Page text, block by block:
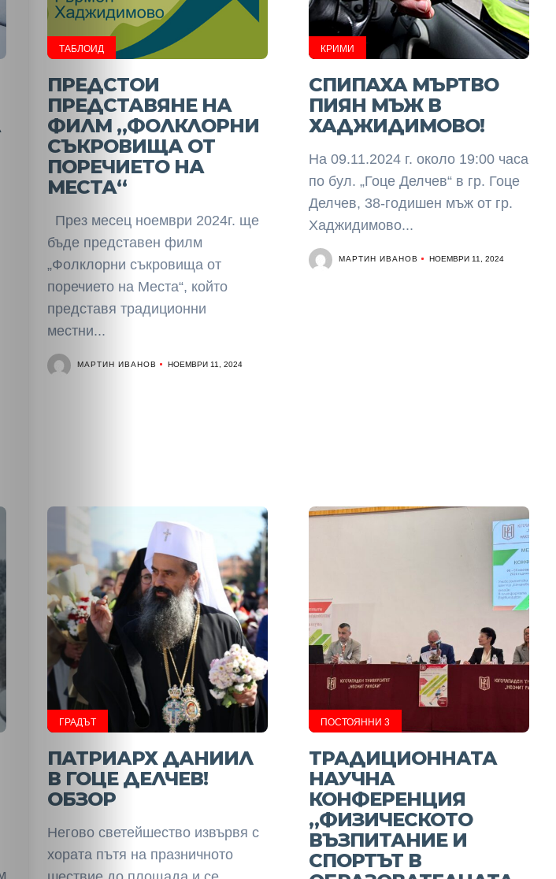
ТАБЛОИД
ПРЕДСТОИ
ПРЕДСТАВЯНЕ НА
ФИЛМ „ФОЛКЛОРНИ
СЪКРОВИЩА ОТ
ПОРЕЧИЕТО НА
МЕСТА“
През месец ноември 2024г. ще
бъде представен филм
„Фолклорни съкровища от
поречието на Места“, който
представя традиционни
местни...
МАРТИН ИВАНОВ НОЕМВРИ 11, 2024
КРИМИ
СПИПАХА МЪРТВО
ПИЯН МЪЖ В
ХАДЖИДИМОВО!
На 09.11.2024 г. около 19:00 часа
по бул. „Гоце Делчев“ в гр. Гоце
Делчев, 38-годишен мъж от гр.
Хаджидимово...
МАРТИН ИВАНОВ НОЕМВРИ 11, 2024
ГРАДЪТ
ПАТРИАРХ ДАНИИЛ
В ГОЦЕ ДЕЛЧЕВ!
ОБЗОР
Негово светейшество извървя с
хората пътя на празничното
ПОСТОЯННИ 3
ТРАДИЦИОННАТА
НАУЧНА
КОНФЕРЕНЦИЯ
„ФИЗИЧЕСКОТО
ВЪЗПИТАНИЕ И
СПОРТЪТ В